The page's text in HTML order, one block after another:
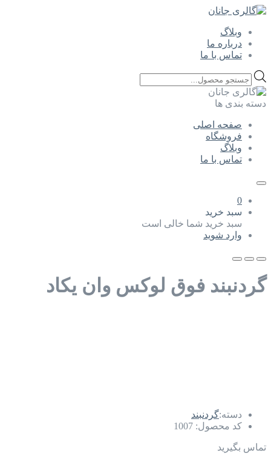
وبلاگ
درباره ما
تماس با ما
Products
search
دسته بندی ها
صفحه اصلی
فروشگاه
وبلاگ
تماس با ما
0
سبد خرید
سبد خرید شما خالی است
وارد شوید
گردنبند فوق لوکس وان یکاد
دسته:گردنبند
کد محصول: 1007
تماس بگیرید